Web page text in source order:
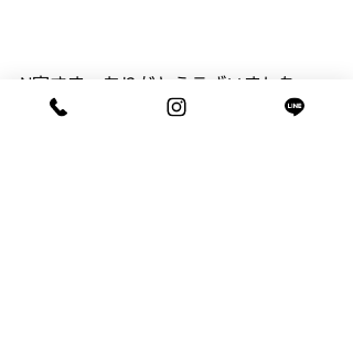
N家さま　ありがとうございました。